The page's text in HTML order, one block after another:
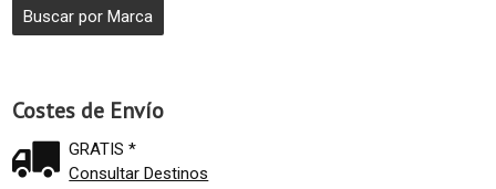
Costes de Envío
GRATIS *
Consultar Destinos